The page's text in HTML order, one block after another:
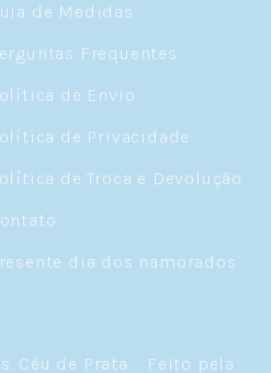
de Medidas
Frequentes
de Envio
de Privacidade
de Troca e Devolução
dia dos namorados
Céu de Prata. Feito pela